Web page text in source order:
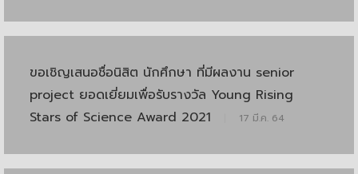
ขอเชิญเสนอชื่อนิสิต นักศึกษา ที่มีผลงาน senior
project ยอดเยี่ยมเพื่อรับรางวัล Young Rising
Stars of Science Award 2021
17 มี.ค. 64